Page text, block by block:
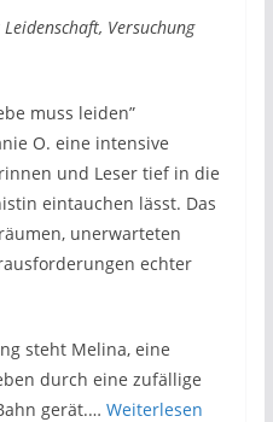
Versuchung
muss leiden”
O. eine intensive
und Leser tief in die
eintauchen lässt. Das
unerwarteten
echter
steht Melina, eine
durch eine zufällige
gerät.… Weiterlesen